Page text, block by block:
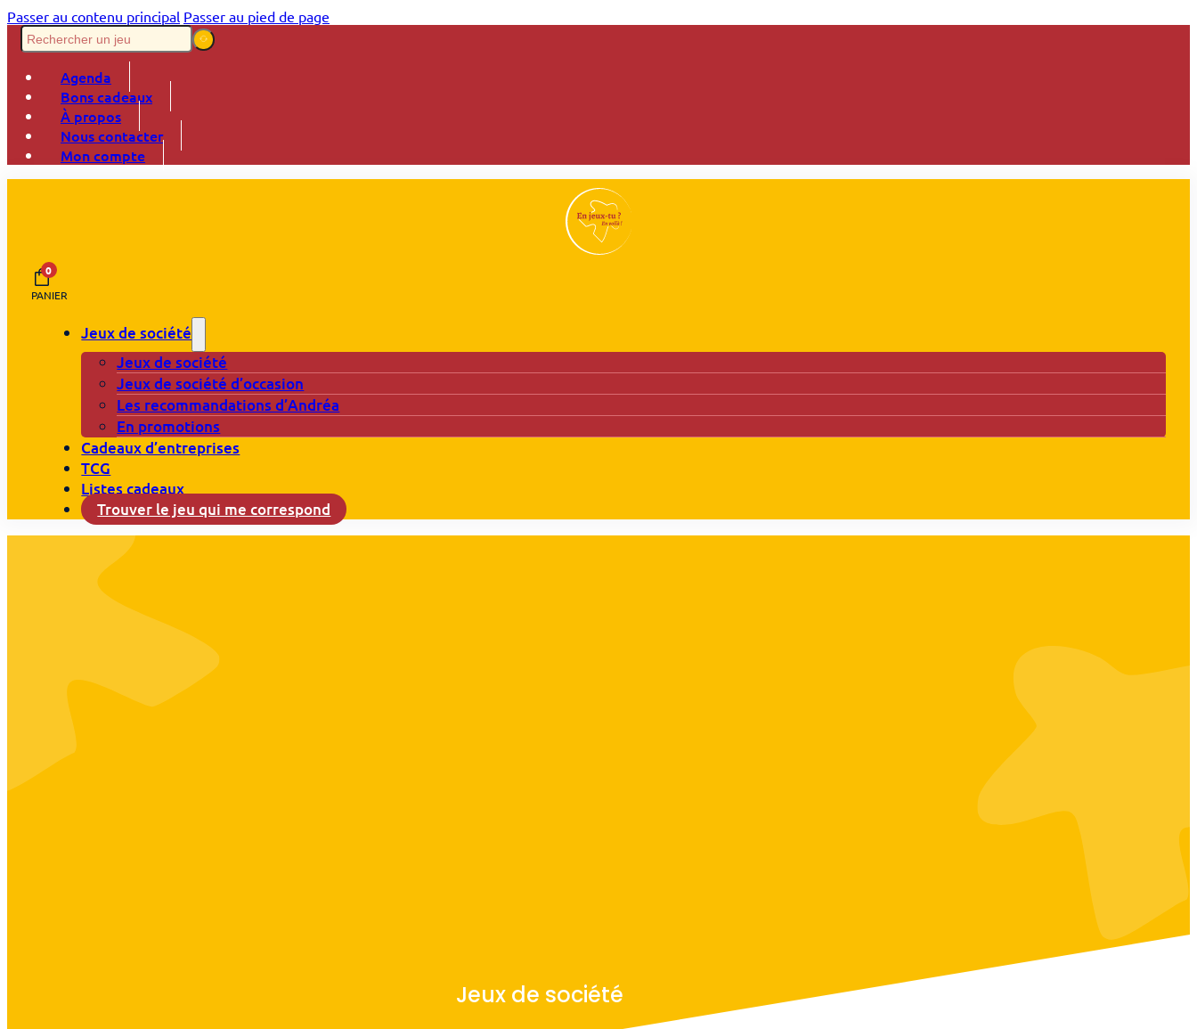
Passer au contenu principal Passer au pied de page
Agenda
Bons cadeaux
À propos
Nous contacter
Mon compte
0
PANIER
Jeux de société
Jeux de société
Jeux de société d’occasion
Les recommandations d’Andréa
En promotions
Cadeaux d’entreprises
TCG
Listes cadeaux
Trouver le jeu qui me correspond
Jeux de société